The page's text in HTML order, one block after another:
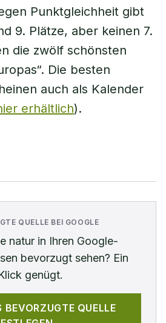
Punktgleichheit gibt
9. Plätze, aber keinen 7.
die zwölf schönsten
Die besten
auch als Kalender
erhältlich).
QUELLE BEI GOOGLE
naturin Ihren Google-
bevorzugt sehen? Ein
genügt.
BEVORZUGTE QUELLE